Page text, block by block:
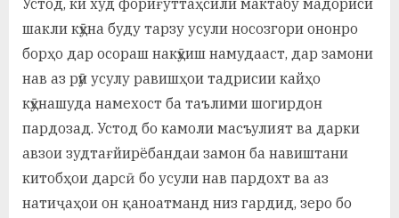
Устод, ки худ фориғуттаҳсили мактабу мадориси
шакли кӯҳна буду тарзу усули носозгори ононро
борҳо дар осораш накӯҳиш намудааст, дар замони
нав аз рӯи усулу равишҳои тадрисии кайҳо
кӯҳнашуда намехост ба таълими шогирдон
пардозад. Устод бо камоли масъулият ва дарки
авзои зудтағйирёбандаи замон ба навиштани
китобҳои дарсӣ бо усули нав пардохт ва аз
натиҷаҳои он қаноатманд низ гардид, зеро бо